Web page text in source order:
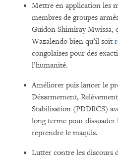
Mettre en application les
membres de groupes
Guidon Shimiray Mwissa,
Wazalendo bien qu’il soit
congolaises pour des
l’humanité.
Améliorer puis lancer le
Désarmement,
Stabilisation (PDDRCS)
long terme pour dissuader
reprendre le maquis.
Lutter contre les discours